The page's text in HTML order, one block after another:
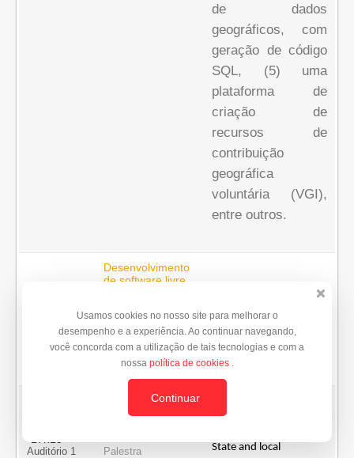
de dados
geográficos, com
geração de código
SQL, (5) uma
plataforma de
criação de
recursos de
contribuição
geográfica
voluntária (VGI),
entre outros.
Desenvolvimento
de software livre
INPE
Palestra
software livre pra
geoinformática no INPE
Auditório 1
The use of open
software in the
Palestra
State and local
Usamos cookies no nosso site para melhorar o
desempenho e a experiência. Ao continuar navegando,
você concorda com a utilização de tais tecnologias e com a
nossa política de cookies .
Continuar